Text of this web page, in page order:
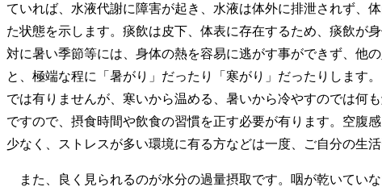
ていれば、水液代謝に障害が起き、水液は体外に排泄されず、
た状態を示します。痰飲は皮下、体表に存在するため、痰飲が
対に暑い季節等には、身体の熱を容易に逃がす事ができず、他
と、極端な程に「暑がり」だったり「寒がり」だったりします
では有りませんが、寒いから温める、暑いから冷やすのでは何
ですので、摂食時間や飲食の習慣を正す必要が有ります。空腹
少なく、ストレスが多い環境に有る方などは一度、ご自分の生
また、良く見られるのが水分の過量摂取です。咽が乾いてい